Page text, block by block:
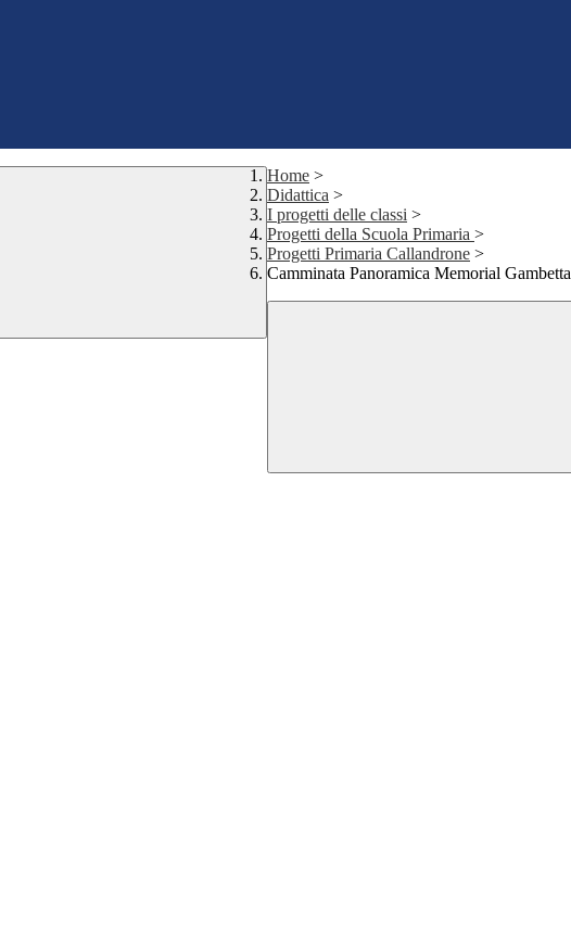
Home >
Didattica >
I progetti delle classi >
Progetti della Scuola Primaria >
Progetti Primaria Callandrone >
Camminata Panoramica Memorial Gambetta